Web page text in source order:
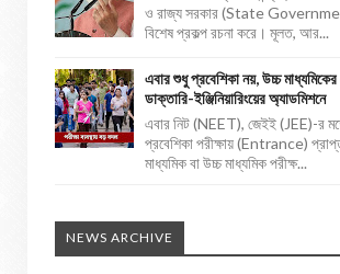
ও রাজ্য সরকার (State
বিশেষ প্রকল্প রচনা করে। মূলত, আর...
এবার শুধু প্রবেশিকা নয়, উচ্চ
ডাক্তারি-ইঞ্জিনিয়ারিংয়ের অ্যাডমিশনে
এবার নিট (NEET), জেইই (JEE)-র
প্রবেশিকা পরীক্ষায় (Entrance)
মাধ্যমিক বা উচ্চ মাধ্যমিক পরীক্ষ...
NEWS ARCHIVE